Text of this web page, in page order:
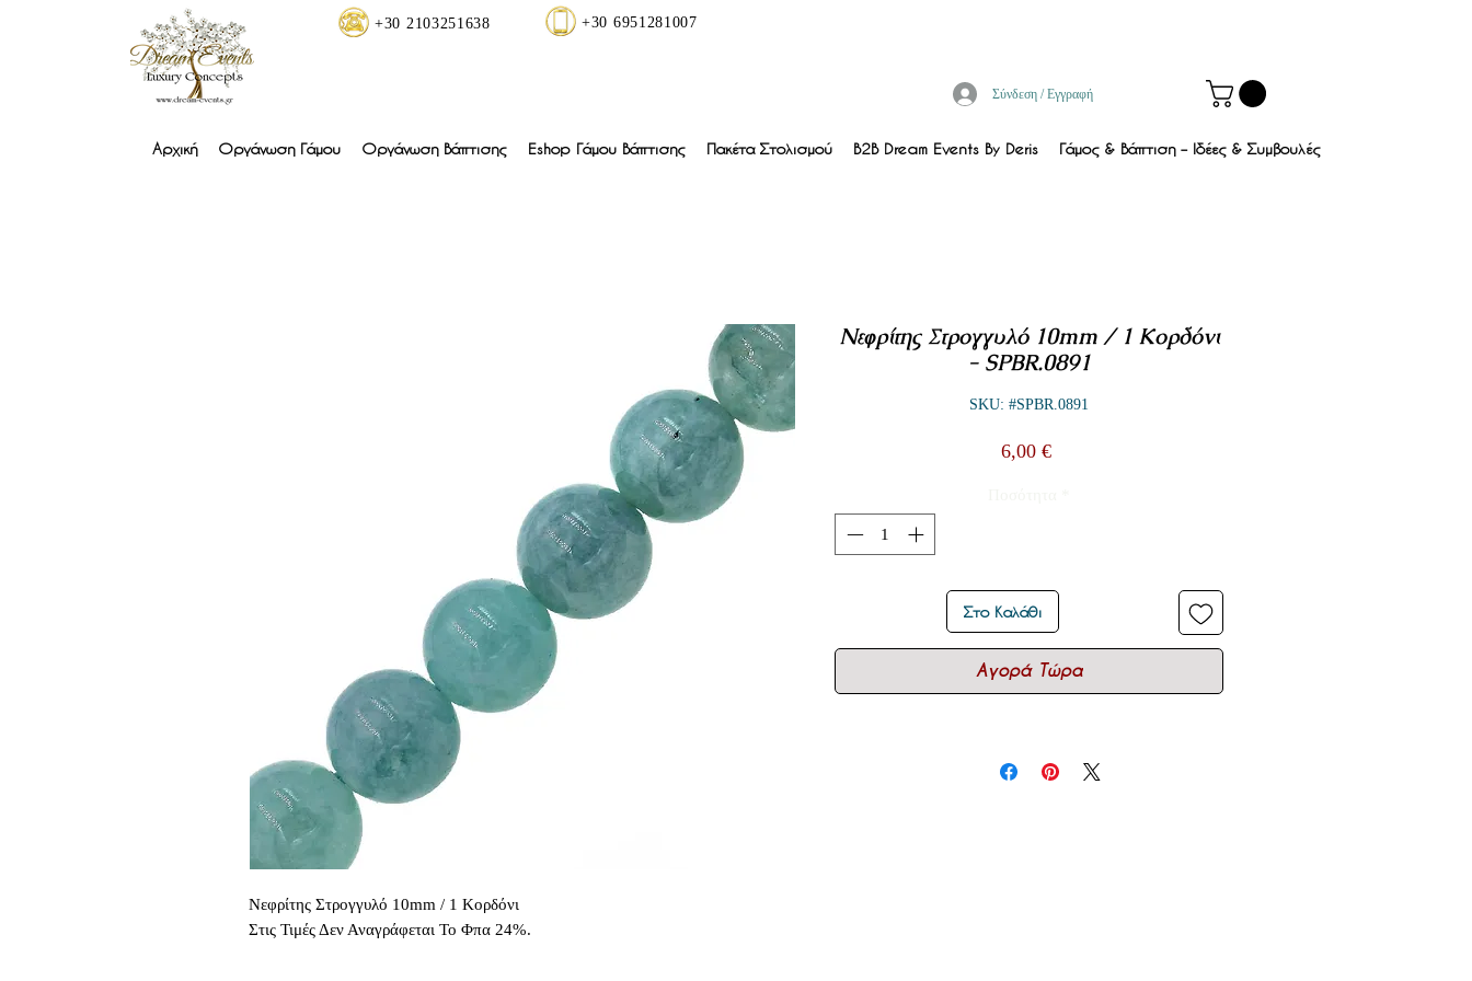
+30 2103251638 +30 6951281007
Σύνδεση / Εγγραφή
Αρχική Οργάνωση Γάμου Οργάνωση Βάπτισης Eshop Γάμου Βάπτισης Πακέτα Στολισμού B2B Dream Events By Deris Γάμος & Βάπτιση – Ιδέες & Συμβουλές
Νεφρίτης Στρογγυλό 10mm / 1 Κορδόνι
Στις Τιμές Δεν Αναγράφεται Το Φπα 24%.
Νεφρίτης Στρογγυλό 10mm / 1 Κορδόνι
- SPBR.0891
SKU: #SPBR.0891
6,00 €Τιμή
Στο Καλάθι
Αγορά Τώρα